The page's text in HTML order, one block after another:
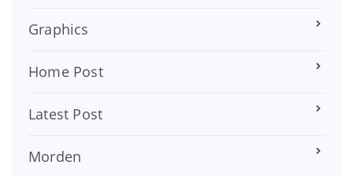
Graphics
Home Post
Latest Post
Morden